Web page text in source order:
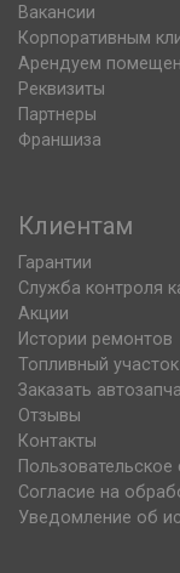
Вакансии
Корпоративным
Арендуем
Реквизиты
Партнеры
Франшиза
Клиентам
Гарантии
Служба контроля
Акции
Истории ремонтов
Топливный участок
Заказать
Отзывы
Контакты
Пользовательское
Согласие на
Уведомление об